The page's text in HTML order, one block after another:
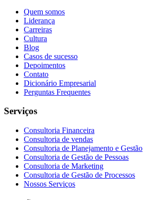
Quem somos
Liderança
Carreiras
Cultura
Blog
Casos de sucesso
Depoimentos
Contato
Dicionário Empresarial
Perguntas Frequentes
Serviços
Consultoria Financeira
Consultoria de vendas
Consultoria de Planejamento e Gestão
Consultoria de Gestão de Pessoas
Consultoria de Marketing
Consultoria de Gestão de Processos
Nossos Serviços